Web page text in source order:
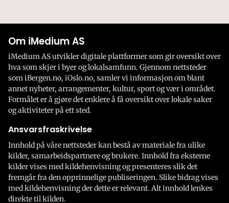
Om iMedium AS
iMedium AS utvikler digitale plattformer som gir oversikt over
hva som skjer i byer og lokalsamfunn. Gjennom nettsteder
som iBergen.no, iOslo.no, samler vi informasjon om blant
annet nyheter, arrangementer, kultur, sport og vær i området.
Formålet er å gjøre det enklere å få oversikt over lokale saker
og aktiviteter på ett sted.
Ansvarsfraskrivelse
Innhold på våre nettsteder kan bestå av materiale fra ulike
kilder, samarbeidspartnere og brukere. Innhold fra eksterne
kilder vises med kildehenvisning og presenteres slik det
fremgår fra den opprinnelige publiseringen. Slike bidrag vises
med kildehenvisning der dette er relevant. Alt innhold lenkes
direkte til kilden.